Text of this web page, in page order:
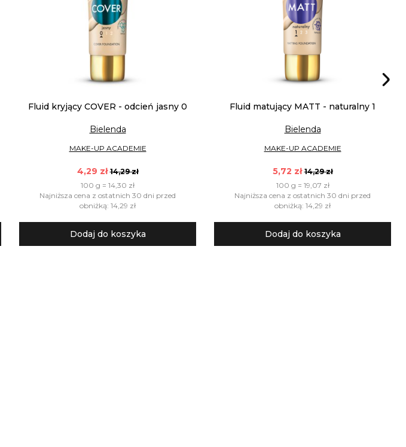
Fluid kryjący COVER - odcień jasny 0
Bielenda
MAKE-UP ACADEMIE
4,29 zł 14,29 zł
100 g = 14,30 zł
Najniższa cena z ostatnich 30 dni przed
obniżką: 14,29 zł
Dodaj do koszyka
Fluid matujący MATT - naturalny 1
Bielenda
MAKE-UP ACADEMIE
5,72 zł 14,29 zł
100 g = 19,07 zł
Najniższa cena z ostatnich 30 dni przed
obniżką: 14,29 zł
Dodaj do koszyka